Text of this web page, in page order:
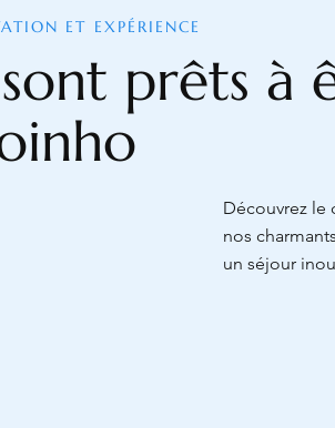
ET EXPÉRIENCE
prêts à
Découvrez le
nos
un séjour